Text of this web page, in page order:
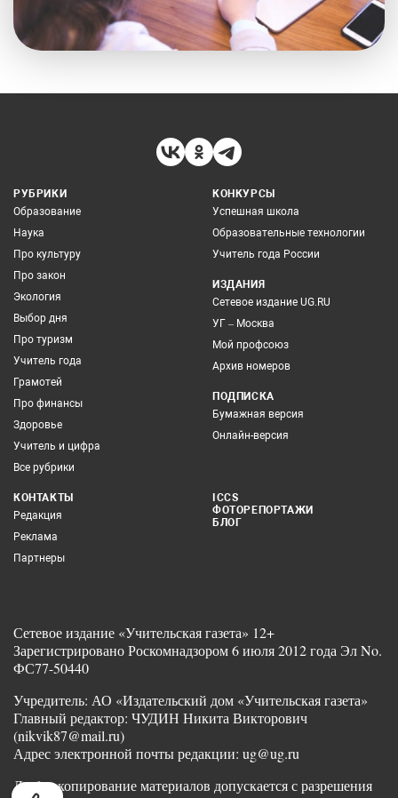
РУБРИКИ
Образование
Наука
Про культуру
Про закон
Экология
Выбор дня
Про туризм
Учитель года
Грамотей
Про финансы
Здоровье
Учитель и цифра
Все рубрики
КОНКУРСЫ
Успешная школа
Образовательные технологии
Учитель года России
ИЗДАНИЯ
Сетевое издание UG.RU
УГ – Москва
Мой профсоюз
Архив номеров
ПОДПИСКА
Бумажная версия
Онлайн-версия
КОНТАКТЫ
Редакция
Реклама
Партнеры
ICCS
ФОТОРЕПОРТАЖИ
БЛОГ
Сетевое издание «Учительская газета» 12+
Зарегистрировано Роскомнадзором 6 июля 2012 года Эл No.
ФС77-50440
Учредитель: АО «Издательский дом «Учительская газета»
Главный редактор: ЧУДИН Никита Викторович
(nikvik87@mail.ru)
Адрес электронной почты редакции: ug@ug.ru
Любое копирование материалов допускается с разрешения